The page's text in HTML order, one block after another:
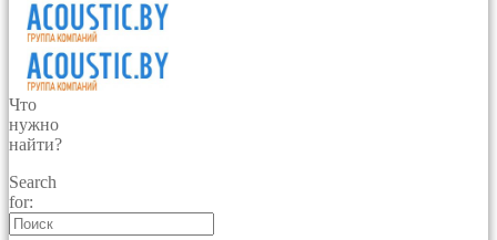
Что
нужно
найти?
Search
for: